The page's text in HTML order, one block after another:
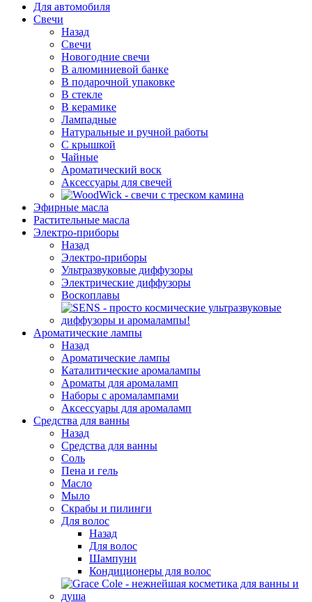
Для автомобиля
Свечи
Назад
Свечи
Новогодние свечи
В алюминиевой банке
В подарочной упаковке
В стекле
В керамике
Лампадные
Натуральные и ручной работы
С крышкой
Чайные
Ароматический воск
Аксессуары для свечей
Эфирные масла
Растительные масла
Электро-приборы
Назад
Электро-приборы
Ультразвуковые диффузоры
Электрические диффузоры
Воскоплавы
Ароматические лампы
Назад
Ароматические лампы
Каталитические аромалампы
Ароматы для аромаламп
Наборы с аромалампами
Аксессуары для аромаламп
Средства для ванны
Назад
Средства для ванны
Соль
Пена и гель
Масло
Мыло
Скрабы и пилинги
Для волос
Назад
Для волос
Шампуни
Кондиционеры для волос